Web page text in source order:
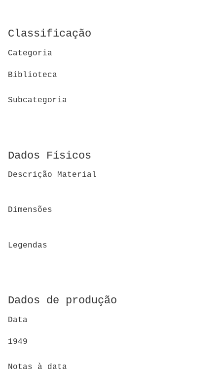
Classificação
Categoria
Biblioteca
Subcategoria
Dados Físicos
Descrição Material
Dimensões
Legendas
Dados de produção
Data
1949
Notas à data